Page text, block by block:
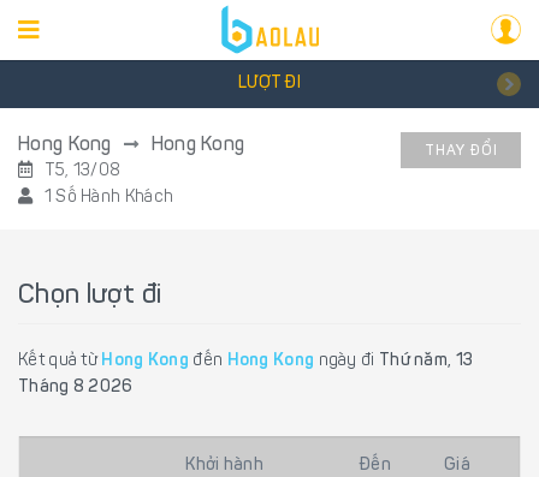
LƯỢT ĐI
Hong Kong Hong Kong
T5, 13/08
1 Số Hành Khách
THAY ĐỔI
Chọn lượt đi
Kết quả từ Hong Kong đến Hong Kong ngày đi Thứ năm, 13
Tháng 8 2026
Khởi hành Đến Giá